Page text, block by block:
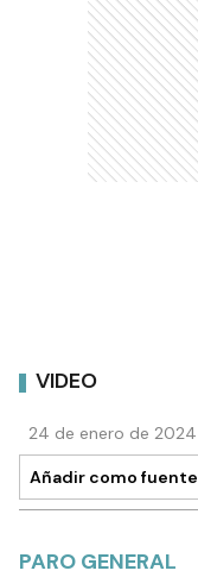
VIDEO
24 de enero de
Añadir como
PARO GENERAL